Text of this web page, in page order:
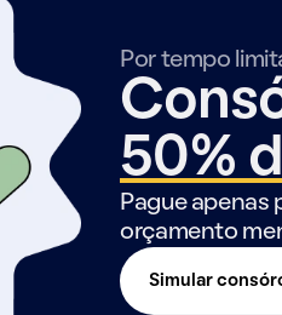
Por tempo
50%
Pague apenas
orçamento
Simular